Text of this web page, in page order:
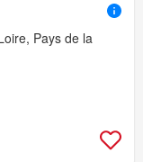
Pays de la